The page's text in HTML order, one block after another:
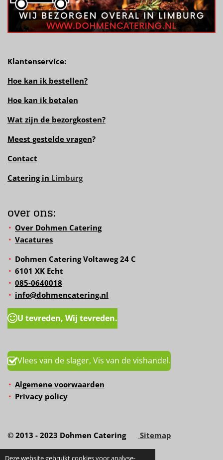
Deze website gebruikt cookies voor analyse-
Klantenservice:
Hoe kan ik bestellen?
Hoe kan ik betalen
Wat zijn de bezorgkosten?
Meest gestelde vragen?
Contact
Catering in Limburg
over ons:
Over Dohmen Catering
Vacatures
Dohmen Catering Voltaweg 24 C
6101 XK Echt
085-0640018
info@dohmencatering.nl
U tevreden, Wij tevreden.
Vlees van de slager, Vis van de vishandel.
Algemene voorwaarden
Privacy policy
© 2013 - 2023 Dohmen Catering Sitemap